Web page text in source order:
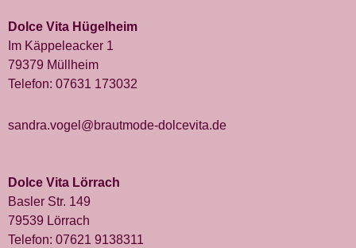
Dolce Vita Hügelheim
Im Käppeleacker 1
79379 Müllheim
Telefon: 07631 173032
sandra.vogel@brautmode-dolcevita.de
Dolce Vita Lörrach
Basler Str. 149
79539 Lörrach
Telefon: 07621 9138311